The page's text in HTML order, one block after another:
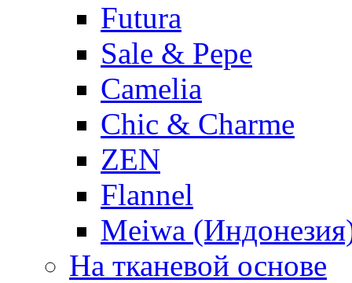
Futura
Sale & Pepe
Camelia
Chic & Charme
ZEN
Flannel
Meiwa
На тканевой основе